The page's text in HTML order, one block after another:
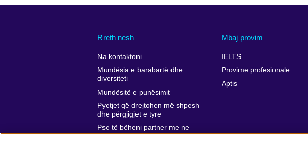
Rreth nesh
Na kontaktoni
Mundësia e barabartë dhe
diversiteti
Mundësitë e punësimit
Pyetjet që drejtohen më shpesh
dhe përgjigjet e tyre
Pse të bëheni partner me ne
Mbaj provim
IELTS
Provime profesionale
Aptis